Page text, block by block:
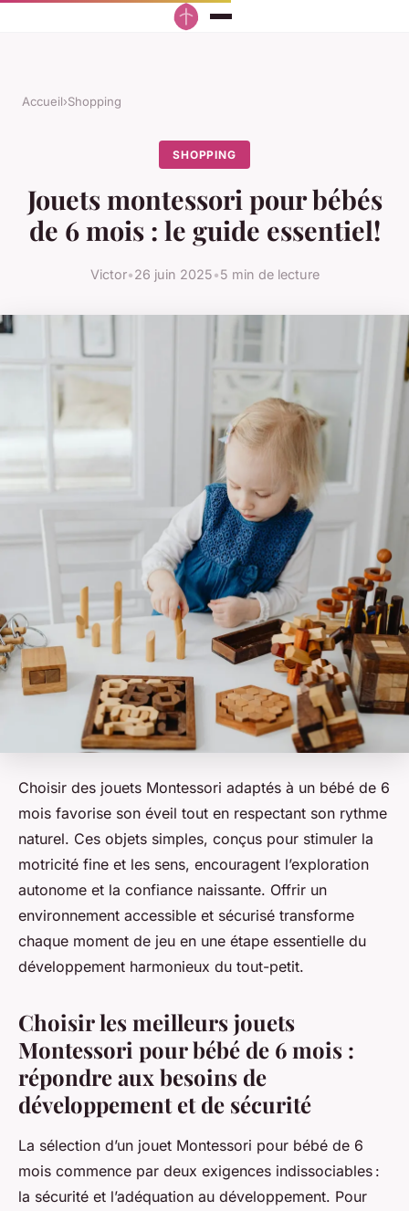
Accueil›Shopping
SHOPPING
Jouets montessori pour bébés
de 6 mois : le guide essentiel!
Victor•26 juin 2025•5 min de lecture
Choisir des jouets Montessori adaptés à un bébé de 6
mois favorise son éveil tout en respectant son rythme
naturel. Ces objets simples, conçus pour stimuler la
motricité fine et les sens, encouragent l’exploration
autonome et la confiance naissante. Offrir un
environnement accessible et sécurisé transforme
chaque moment de jeu en une étape essentielle du
développement harmonieux du tout-petit.
Choisir les meilleurs jouets
Montessori pour bébé de 6 mois :
répondre aux besoins de
développement et de sécurité
La sélection d’un jouet Montessori pour bébé de 6
mois commence par deux exigences indissociables :
la sécurité et l’adéquation au développement. Pour